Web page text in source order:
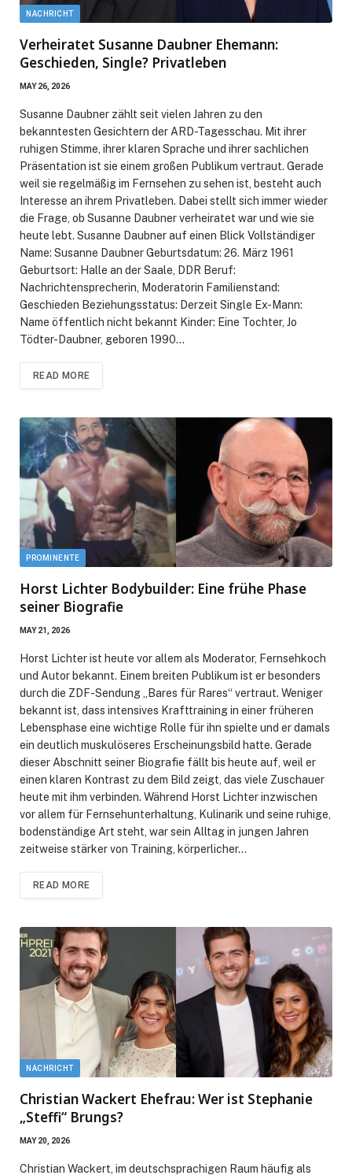
NACHRICHT
Verheiratet Susanne Daubner Ehemann:
Geschieden, Single? Privatleben
MAY 26, 2026
Susanne Daubner zählt seit vielen Jahren zu den
bekanntesten Gesichtern der ARD-Tagesschau. Mit ihrer
ruhigen Stimme, ihrer klaren Sprache und ihrer sachlichen
Präsentation ist sie einem großen Publikum vertraut. Gerade
weil sie regelmäßig im Fernsehen zu sehen ist, besteht auch
Interesse an ihrem Privatleben. Dabei stellt sich immer wieder
die Frage, ob Susanne Daubner verheiratet war und wie sie
heute lebt. Susanne Daubner auf einen Blick Vollständiger
Name: Susanne Daubner Geburtsdatum: 26. März 1961
Geburtsort: Halle an der Saale, DDR Beruf:
Nachrichtensprecherin, Moderatorin Familienstand:
Geschieden Beziehungsstatus: Derzeit Single Ex-Mann:
Name öffentlich nicht bekannt Kinder: Eine Tochter, Jo
Tödter-Daubner, geboren 1990…
READ MORE
PROMINENTE
Horst Lichter Bodybuilder: Eine frühe Phase
seiner Biografie
MAY 21, 2026
Horst Lichter ist heute vor allem als Moderator, Fernsehkoch
und Autor bekannt. Einem breiten Publikum ist er besonders
durch die ZDF-Sendung „Bares für Rares“ vertraut. Weniger
bekannt ist, dass intensives Krafttraining in einer früheren
Lebensphase eine wichtige Rolle für ihn spielte und er damals
ein deutlich muskulöseres Erscheinungsbild hatte. Gerade
dieser Abschnitt seiner Biografie fällt bis heute auf, weil er
einen klaren Kontrast zu dem Bild zeigt, das viele Zuschauer
heute mit ihm verbinden. Während Horst Lichter inzwischen
vor allem für Fernsehunterhaltung, Kulinarik und seine ruhige,
bodenständige Art steht, war sein Alltag in jungen Jahren
zeitweise stärker von Training, körperlicher…
READ MORE
NACHRICHT
Christian Wackert Ehefrau: Wer ist Stephanie
„Steffi“ Brungs?
MAY 20, 2026
Christian Wackert, im deutschsprachigen Raum häufig als